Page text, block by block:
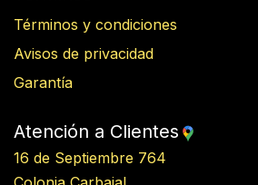
Términos y condiciones
Avisos de privacidad
Garantía
Atención a Clientes
16 de Septiembre 764